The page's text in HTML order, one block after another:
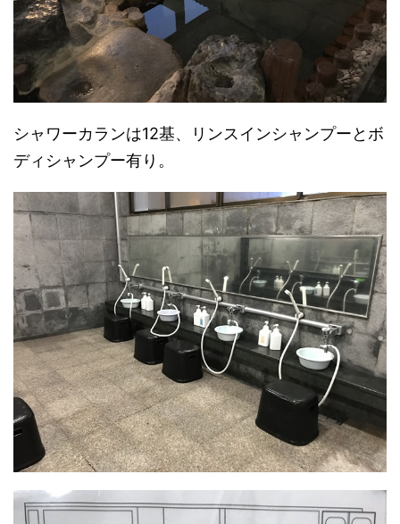
シャワーカランは12基、リンスインシャンプーとボ
ディシャンプー有り。